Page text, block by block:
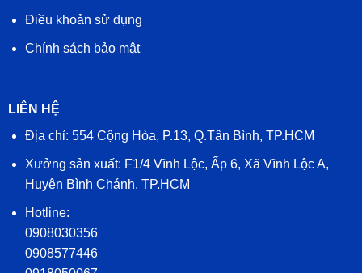
Điều khoản sử dụng
Chính sách bảo mật
LIÊN HỆ
Địa chỉ: 554 Cộng Hòa, P.13, Q.Tân Bình, TP.HCM
Xưởng sản xuất: F1/4 Vĩnh Lộc, Ấp 6, Xã Vĩnh Lộc A,
Huyện Bình Chánh, TP.HCM
Hotline:
0908030356
0908577446